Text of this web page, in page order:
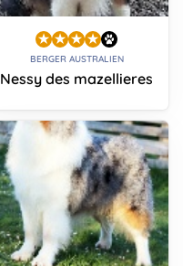
BERGER AUSTRALIEN
Nessy des mazellieres